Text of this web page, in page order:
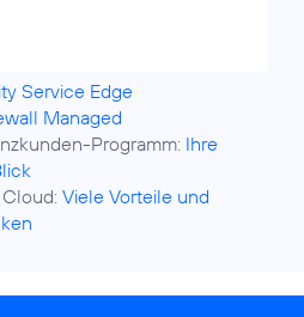
Service Edge
Managed
Programm: Ihre
Viele Vorteile und